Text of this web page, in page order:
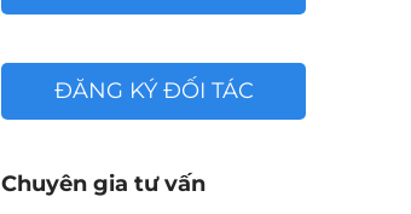
ĐĂNG KÝ ĐỐI TÁC
Chuyên gia tư vấn